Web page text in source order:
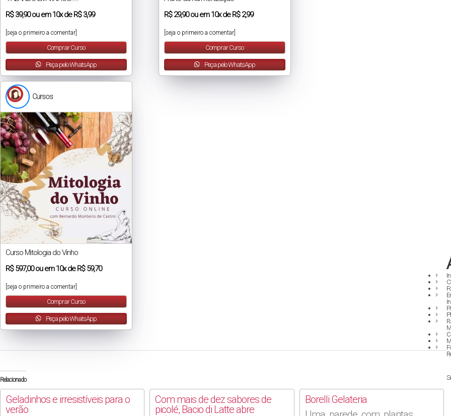
R$39,90ou em10xdeR$ 3,99
[seja o primeiro a comentar]
Comprar Curso
Peça pelo WhatsApp
R$29,90ou em10xdeR$ 2,99
[seja o primeiro a comentar]
Comprar Curso
Peça pelo WhatsApp
Cursos
Curso Mitologia do Vinho
R$597,00ou em10xdeR$ 59,70
[seja o primeiro a comentar]
Comprar Curso
Peça pelo WhatsApp
Relacionado
Geladinhos e irresistíveis para o
verão
Com mais de dez sabores de
picolé, Bacio di Latte abre
Borelli Gelateria